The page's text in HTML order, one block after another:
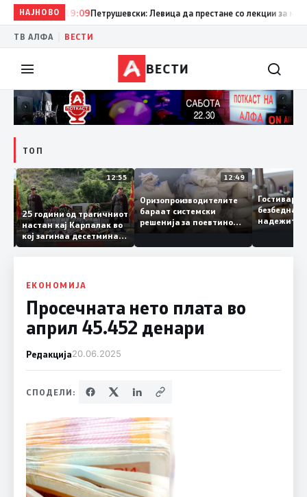
НАЈНОВО19:09Петрушевски: Левица да престане со лекции за морал
ТВ АЛФА ВЕСТИ
ВЕСТИ
ТОП
13:04 12:55
25 години од трагичниот
настан кај Карпалак во
кој загинаа десетмина
македонски бранители
12:49
Оризопроизводителите
бараат системски
решенија за поевтино
производство
ЕКОНОМИЈА
Просечната нето плата во
април 45.452 денари
Редакција20.06.2025
СПОДЕЛИ: